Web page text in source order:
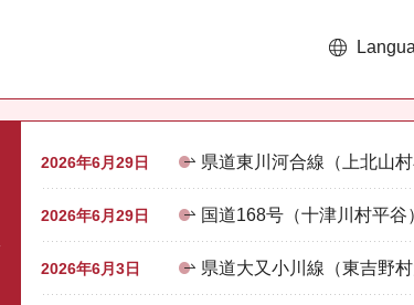
2026年6月29日 県道東川河合線（上北山
2026年6月29日 国道168号（十津川村平
2026年6月3日 県道大又小川線（東吉野